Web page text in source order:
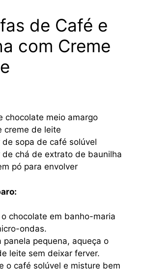
de Café e
com Creme
chocolate meio amargo
creme de leite
de sopa de café solúvel
de chá de extrato de baunilha
pó para envolver
chocolate em banho-maria
ondas.
panela pequena, aqueça o
leite sem deixar ferver.
o café solúvel e misture bem